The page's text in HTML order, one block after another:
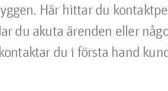
Här hittar du
du akuta ärenden eller
du i första hand